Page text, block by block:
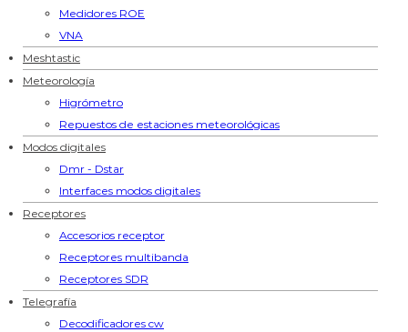
Medidores ROE
VNA
Meshtastic
Meteorología
Higrómetro
Repuestos de estaciones meteorológicas
Modos digitales
Dmr - Dstar
Interfaces modos digitales
Receptores
Accesorios receptor
Receptores multibanda
Receptores SDR
Telegrafía
Decodificadores cw